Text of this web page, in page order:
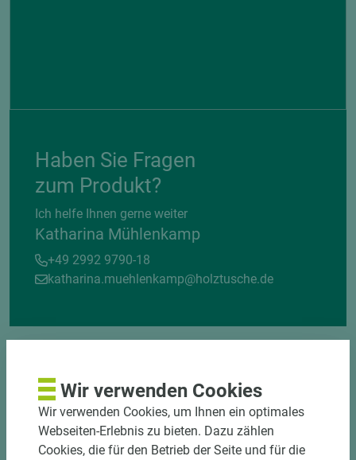
Haben Sie Fragen
zum Produkt?
Ich helfe Ihnen gerne weiter
Katharina Mühlenkamp
+49 2992 9790-18
katharina.muehlenkamp@holztusche.de
Wir verwenden Cookies
Wir verwenden Cookies, um Ihnen ein optimales
Webseiten-Erlebnis zu bieten. Dazu zählen
Cookies, die für den Betrieb der Seite und für die